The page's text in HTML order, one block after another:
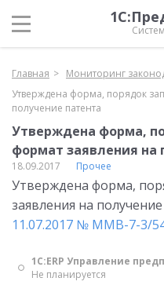
Главная Мониторинг
Утверждена форма, порядок
получение патента
Утверждена форма,
формат заявления на
18.09.2017 Прочее
Утверждена форма,
заявления на
11.07.2017 № ММВ-7-3/
1С:ERP Управление
Не планируется